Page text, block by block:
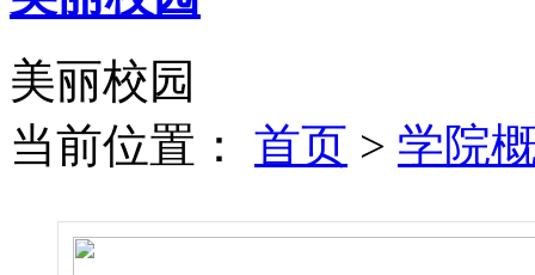
美丽校园
当前位置： 首页 > 学院